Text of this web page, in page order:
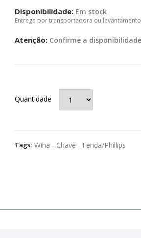
Disponibilidade: Em stock
Entrega por transportadora ou
Atenção: Confirme a
Quantidade
Tags: Wiha - Chave - Fenda/Phillips